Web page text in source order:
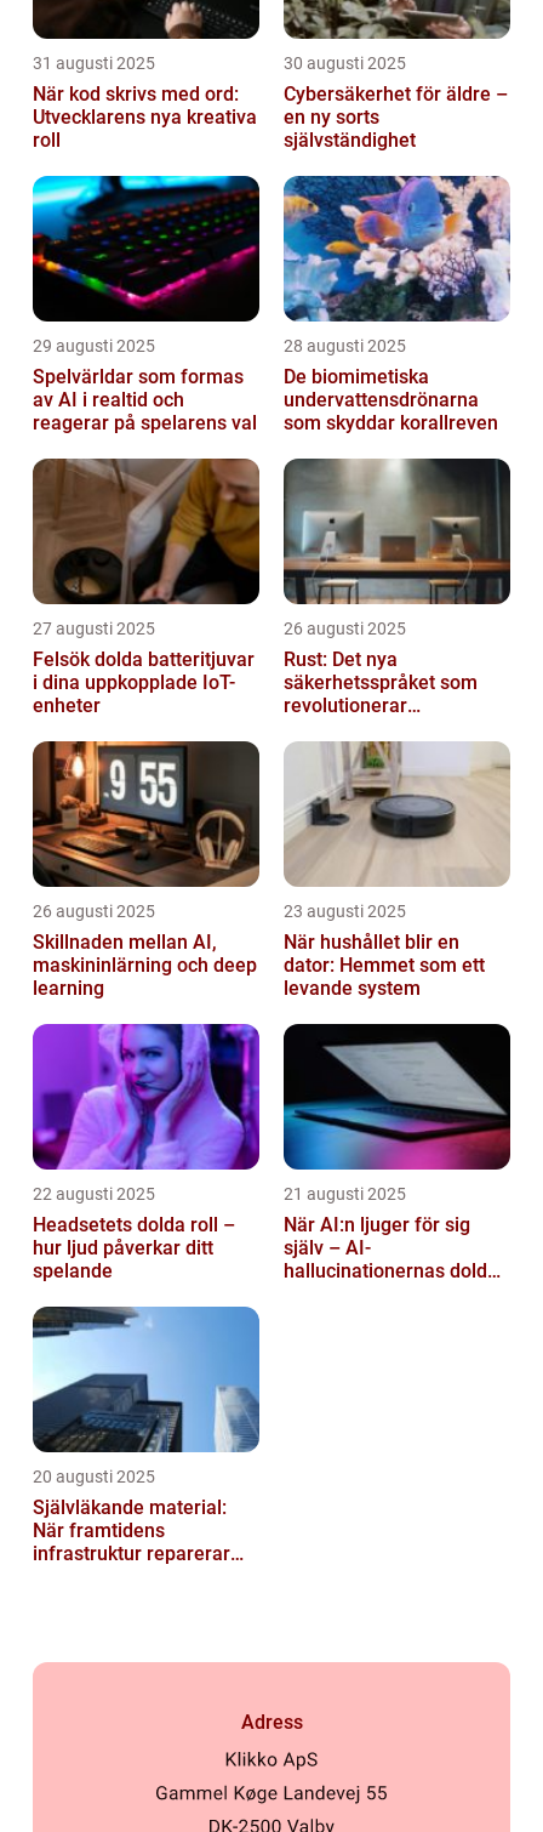
31 augusti 2025
När kod skrivs med ord:
Utvecklarens nya kreativa
roll
30 augusti 2025
Cybersäkerhet för äldre –
en ny sorts
självständighet
29 augusti 2025
Spelvärldar som formas
av AI i realtid och
reagerar på spelarens val
28 augusti 2025
De biomimetiska
undervattensdrönarna
som skyddar korallreven
27 augusti 2025
Felsök dolda batteritjuvar
i dina uppkopplade IoT-
enheter
26 augusti 2025
Rust: Det nya
säkerhetsspråket som
revolutionerar
26 augusti 2025
Skillnaden mellan AI,
maskininlärning och deep
learning
23 augusti 2025
När hushållet blir en
dator: Hemmet som ett
levande system
22 augusti 2025
Headsetets dolda roll –
hur ljud påverkar ditt
spelande
21 augusti 2025
När AI:n ljuger för sig
själv – AI-
hallucinationernas dolda
20 augusti 2025
Självläkande material:
När framtidens
infrastruktur reparerar
Adress